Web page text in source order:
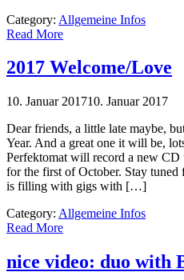
Category: Allgemeine Infos
Read More
2017 Welcome/Love
10. Januar 201710. Januar 2017
Dear friends, a little late maybe,
Year. And a great one it will be,
Perfektomat will record a new CD
for the first of October. Stay
is filling with gigs with […]
Category: Allgemeine Infos
Read More
nice video: duo with